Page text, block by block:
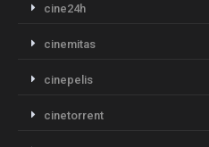
cine24h
cinemitas
cinepelis
cinetorrent